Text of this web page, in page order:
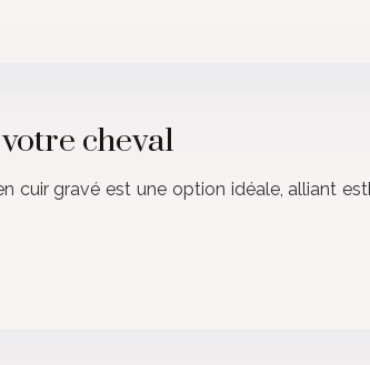
cheval
gravé est une option idéale, alliant